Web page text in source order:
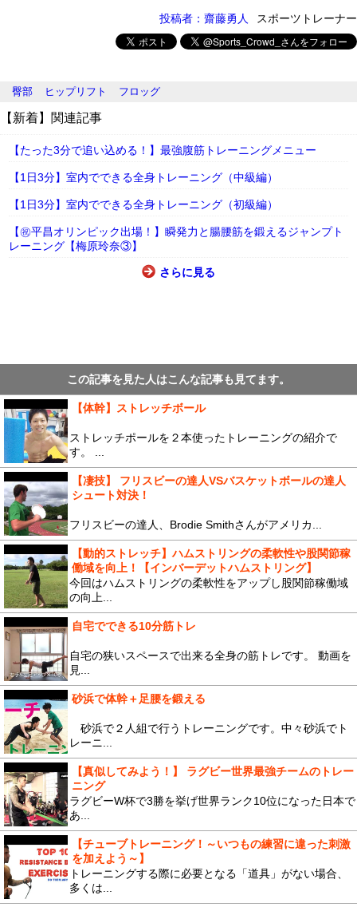
投稿者：齋藤勇人
スポーツトレーナー
臀部 ヒップリフト フロッグ
【新着】関連記事
【たった3分で追い込める！】最強腹筋トレーニングメニュー
【1日3分】室内でできる全身トレーニング（中級編）
【1日3分】室内でできる全身トレーニング（初級編）
【㊗平昌オリンピック出場！】瞬発力と腸腰筋を鍛えるジャンプト
レーニング【梅原玲奈③】
さらに見る
この記事を見た人はこんな記事も見てます。
【体幹】ストレッチボール
ストレッチポールを２本使ったトレーニングの紹介で
す。 ...
【凄技】 フリスビーの達人VSバスケットボールの達人
シュート対決！
フリスビーの達人、Brodie Smithさんがアメリカ...
【動的ストレッチ】ハムストリングの柔軟性や股関節稼
働域を向上！【インバーデットハムストリング】
今回はハムストリングの柔軟性をアップし股関節稼働域
の向上...
自宅でできる10分筋トレ
自宅の狭いスペースで出来る全身の筋トレです。 動画を
見...
砂浜で体幹＋足腰を鍛える
砂浜で２人組で行うトレーニングです。中々砂浜でト
レーニ...
【真似してみよう！】 ラグビー世界最強チームのトレー
ニング
ラグビーW杯で3勝を挙げ世界ランク10位になった日本で
あ...
【チューブトレーニング！～いつもの練習に違った刺激
を加えよう～】
トレーニングする際に必要となる「道具」がない場合、
多くは...